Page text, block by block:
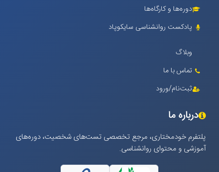
دوره‌ها و کارگاه‌ها
پادکست روانشناسی سایکوپاد
وبلاگ
تماس با ما
ثبت‌نام/ورود
درباره ما
پلتفرم خودمختاری، مرجع تخصصی تست‌های شخصیت، دوره‌های
آموزشی و محتوای روانشناسی.